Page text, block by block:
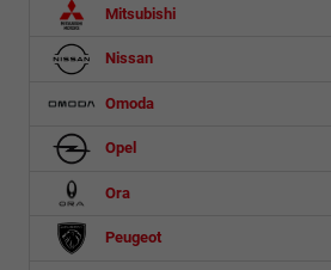
Mitsubishi
Nissan
Omoda
Opel
Ora
Peugeot